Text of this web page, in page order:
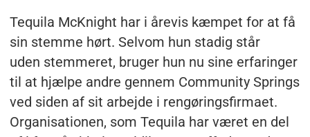
Tequila McKnight har i årevis kæmpet for at få
sin stemme hørt. Selvom hun stadig står
uden stemmeret, bruger hun nu sine erfaringer
til at hjælpe andre gennem Community Springs
ved siden af sit arbejde i rengøringsfirmaet.
Organisationen, som Tequila har været en del